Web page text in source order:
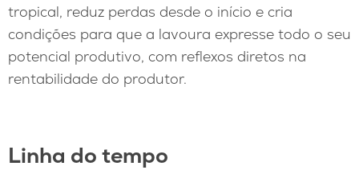
tropical, reduz perdas desde o início e cria
condições para que a lavoura expresse todo o seu
potencial produtivo, com reflexos diretos na
rentabilidade do produtor.
Linha do tempo